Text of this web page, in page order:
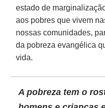
estado de
aos pobres que vivem
nossas comunidades,
da pobreza evangélica
vida.
A pobreza tem o